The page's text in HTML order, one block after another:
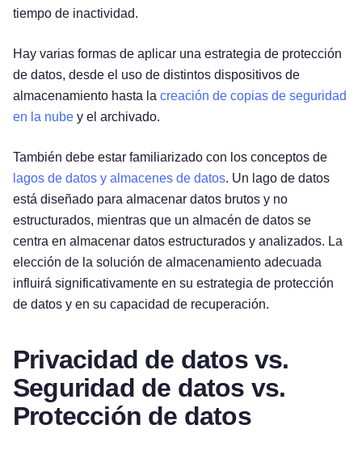
tiempo de inactividad.
Hay varias formas de aplicar una estrategia de protección
de datos, desde el uso de distintos dispositivos de
almacenamiento hasta la creación de copias de seguridad
en la nube y el archivado.
También debe estar familiarizado con los conceptos de
lagos de datos y almacenes de datos. Un lago de datos
está diseñado para almacenar datos brutos y no
estructurados, mientras que un almacén de datos se
centra en almacenar datos estructurados y analizados. La
elección de la solución de almacenamiento adecuada
influirá significativamente en su estrategia de protección
de datos y en su capacidad de recuperación.
Privacidad de datos vs.
Seguridad de datos vs.
Protección de datos